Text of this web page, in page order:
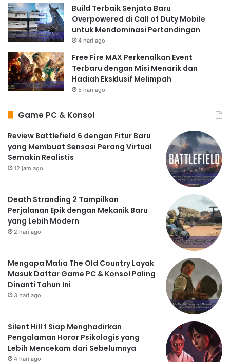
Build Terbaik Senjata Baru
Overpowered di Call of Duty Mobile
untuk Mendominasi Pertandingan
4 hari ago
Free Fire MAX Perkenalkan Event
Terbaru dengan Misi Menarik dan
Hadiah Eksklusif Melimpah
5 hari ago
Game PC & Konsol
Review Battlefield 6 dengan Fitur Baru
yang Membuat Sensasi Perang Virtual
Semakin Realistis
12 jam ago
Death Stranding 2 Tampilkan
Perjalanan Epik dengan Mekanik Baru
yang Lebih Modern
2 hari ago
Mengapa Mafia The Old Country Layak
Masuk Daftar Game PC & Konsol Paling
Dinanti Tahun Ini
3 hari ago
Silent Hill f Siap Menghadirkan
Pengalaman Horor Psikologis yang
Lebih Mencekam dari Sebelumnya
4 hari ago